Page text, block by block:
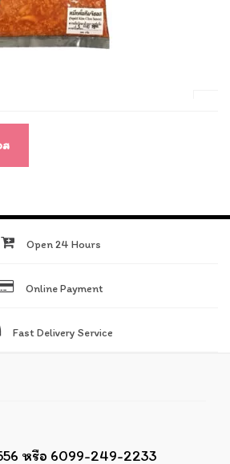
Open 24 Hours
Online Payment
Fast Delivery Service
หรือ 6099-249-2233